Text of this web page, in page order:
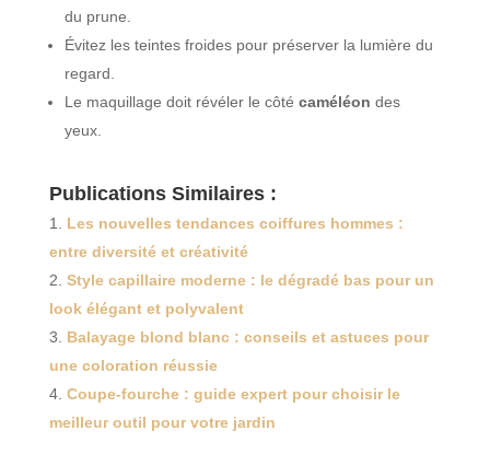
du prune.
Évitez les teintes froides pour préserver la lumière du
regard.
Le maquillage doit révéler le côté caméléon des
yeux.
Publications Similaires :
Les nouvelles tendances coiffures hommes :
entre diversité et créativité
Style capillaire moderne : le dégradé bas pour un
look élégant et polyvalent
Balayage blond blanc : conseils et astuces pour
une coloration réussie
Coupe-fourche : guide expert pour choisir le
meilleur outil pour votre jardin